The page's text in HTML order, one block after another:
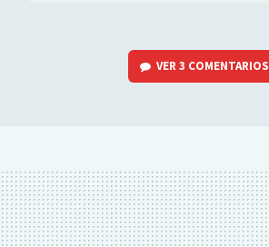
VER3 COMENTARIOS